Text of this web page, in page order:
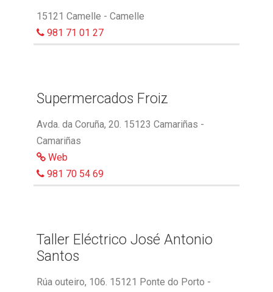
15121 Camelle - Camelle
981 71 01 27
Supermercados Froiz
Avda. da Coruña, 20. 15123 Camariñas -
Camariñas
Web
981 70 54 69
Taller Eléctrico José Antonio
Santos
Rúa outeiro, 106. 15121 Ponte do Porto -